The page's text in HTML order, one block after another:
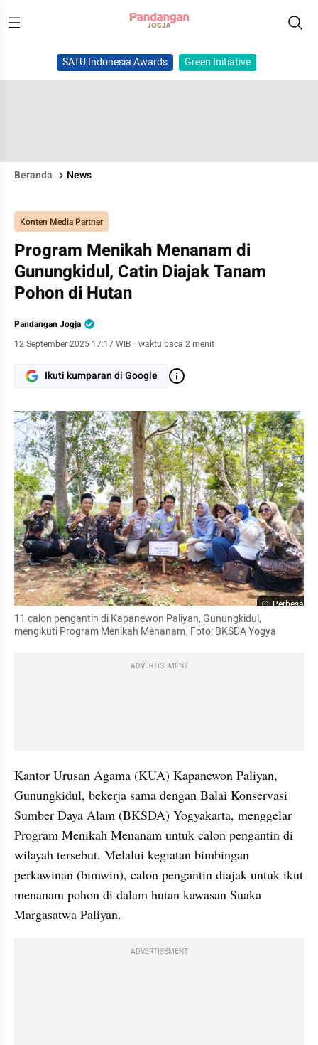
SATU Indonesia Awards Green Initiative
Beranda News
Konten Media Partner
Program Menikah Menanam di
Gunungkidul, Catin Diajak Tanam
Pohon di Hutan
Pandangan Jogja
12 September 2025 17:17 WIB · waktu baca 2 menit
Ikuti kumparan di Google
Perbesar
11 calon pengantin di Kapanewon Paliyan, Gunungkidul,
mengikuti Program Menikah Menanam. Foto: BKSDA Yogya
ADVERTISEMENT
Kantor Urusan Agama (KUA) Kapanewon Paliyan,
Gunungkidul, bekerja sama dengan Balai Konservasi
Sumber Daya Alam (BKSDA) Yogyakarta, menggelar
Program Menikah Menanam untuk calon pengantin di
wilayah tersebut. Melalui kegiatan bimbingan
perkawinan (bimwin), calon pengantin diajak untuk ikut
menanam pohon di dalam hutan kawasan Suaka
Margasatwa Paliyan.
ADVERTISEMENT